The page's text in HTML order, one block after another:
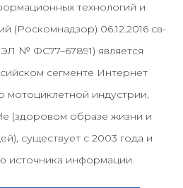
технологий и
(Роскомнадзор) 06.12.2016 св-
№ ФС77–67891) является
сегменте Интернет
индустрии,
(здоровом образе жизни и
существует с 2003 года и
источника информации.